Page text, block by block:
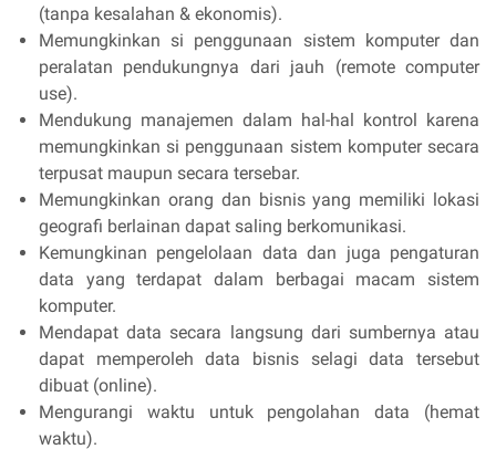
(tanpa kesalahan & ekonomis).
Memungkinkan si penggunaan sistem komputer dan
peralatan pendukungnya dari jauh (remote computer
use).
Mendukung manajemen dalam hal-hal kontrol karena
memungkinkan si penggunaan sistem komputer secara
terpusat maupun secara tersebar.
Memungkinkan orang dan bisnis yang memiliki lokasi
geografi berlainan dapat saling berkomunikasi.
Kemungkinan pengelolaan data dan juga pengaturan
data yang terdapat dalam berbagai macam sistem
komputer.
Mendapat data secara langsung dari sumbernya atau
dapat memperoleh data bisnis selagi data tersebut
dibuat (online).
Mengurangi waktu untuk pengolahan data (hemat
waktu).